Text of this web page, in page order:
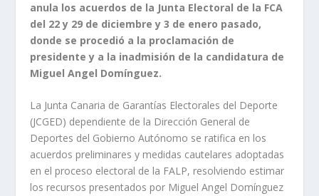
anula los acuerdos de la Junta Electoral de la FCA
del 22 y 29 de diciembre y 3 de enero pasado,
donde se procedió a la proclamación de
presidente y a la inadmisión de la candidatura de
Miguel Angel Domínguez.
La Junta Canaria de Garantías Electorales del Deporte
(JCGED) dependiente de la Dirección General de
Deportes del Gobierno Autónomo se ratifica en los
acuerdos preliminares y medidas cautelares adoptadas
en el proceso electoral de la FALP, resolviendo estimar
los recursos presentados por Miguel Angel Domínguez